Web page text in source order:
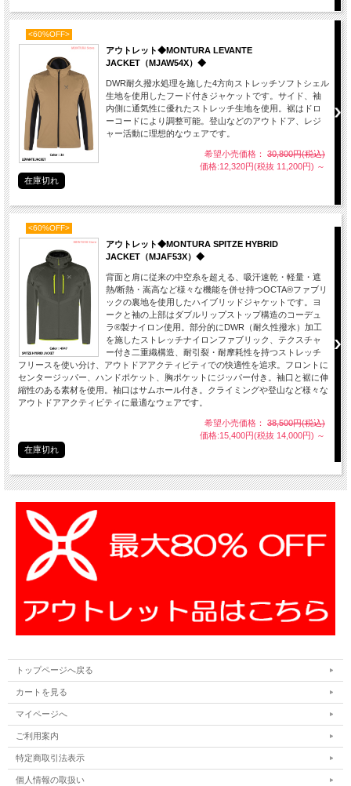
<60%OFF>
アウトレット◆MONTURA LEVANTE
JACKET（MJAW54X）◆
DWR耐久撥水処理を施した4方向ストレッチソフトシェル
生地を使用したフード付きジャケットです。サイド、袖
内側に通気性に優れたストレッチ生地を使用。裾はドロ
ーコードにより調整可能。登山などのアウトドア、レジ
ャー活動に理想的なウェアです。
希望小売価格： 30,800円(税込)
価格:12,320円(税抜 11,200円) ～
在庫切れ
<60%OFF>
アウトレット◆MONTURA SPITZE HYBRID
JACKET（MJAF53X）◆
背面と肩に従来の中空糸を超える、吸汗速乾・軽量・遮
熱/断熱・嵩高など様々な機能を併せ持つOCTA®ファブリ
ックの裏地を使用したハイブリッドジャケットです。ヨ
ークと袖の上部はダブルリップストップ構造のコーデュ
ラ®製ナイロン使用。部分的にDWR（耐久性撥水）加工
を施したストレッチナイロンファブリック、テクスチャ
ー付き二重織構造、耐引裂・耐摩耗性を持つストレッチ
フリースを使い分け、アウトドアアクティビティでの快適性を追求。フロントに
センタージッパー、ハンドポケット、胸ポケットにジッパー付き。袖口と裾に伸
縮性のある素材を使用。袖口はサムホール付き。クライミングや登山など様々な
アウトドアアクティビティに最適なウェアです。
希望小売価格： 38,500円(税込)
価格:15,400円(税抜 14,000円) ～
在庫切れ
トップページへ戻る
カートを見る
マイページへ
ご利用案内
特定商取引法表示
個人情報の取扱い